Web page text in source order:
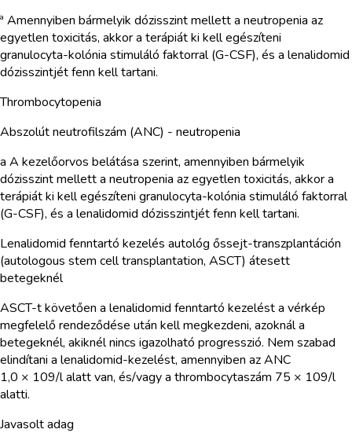
ª Amennyiben bármelyik dózisszint mellett a neutropenia az
egyetlen toxicitás, akkor a terápiát ki kell egészíteni
granulocyta-kolónia stimuláló faktorral (G-CSF), és a lenalidomid
dózisszintjét fenn kell tartani.
Thrombocytopenia
Abszolút neutrofilszám (ANC) - neutropenia
a A kezelőorvos belátása szerint, amennyiben bármelyik
dózisszint mellett a neutropenia az egyetlen toxicitás, akkor a
terápiát ki kell egészíteni granulocyta-kolónia stimuláló faktorral
(G-CSF), és a lenalidomid dózisszintjét fenn kell tartani.
Lenalidomid fenntartó kezelés autológ őssejt-transzplantáción
(autologous stem cell transplantation, ASCT) átesett
betegeknél
ASCT-t követően a lenalidomid fenntartó kezelést a vérkép
megfelelő rendeződése után kell megkezdeni, azoknál a
betegeknél, akiknél nincs igazolható progresszió. Nem szabad
elindítani a lenalidomid-kezelést, amennyiben az ANC
1,0 × 109/l alatt van, és/vagy a thrombocytaszám 75 × 109/l
alatti.
Javasolt adag